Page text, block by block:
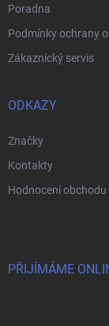
Poradna
Podmínky ochrany
Zákaznický servis
ODKAZY
Značky
Kontakty
Hodnocení obchodu
PŘIJÍMÁME